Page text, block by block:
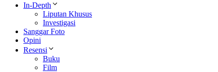
In-Depth
Liputan Khusus
Investigasi
Sanggar Foto
Opini
Resensi
Buku
Film